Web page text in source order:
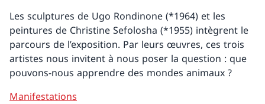
Les sculptures de Ugo Rondinone (*1964) et les
peintures de Christine Sefolosha (*1955) intègrent le
parcours de l’exposition. Par leurs œuvres, ces trois
artistes nous invitent à nous poser la question : que
pouvons-nous apprendre des mondes animaux ?
Manifestations